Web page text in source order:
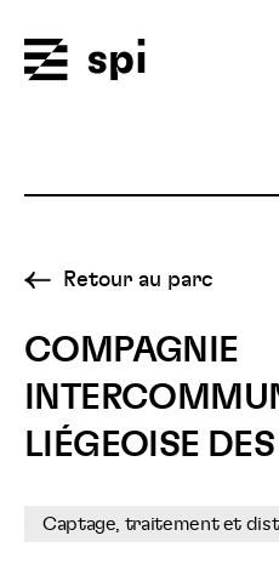
Retour au parc
COMPAGNIE
LIÉGEOISE
Captage, traitement et